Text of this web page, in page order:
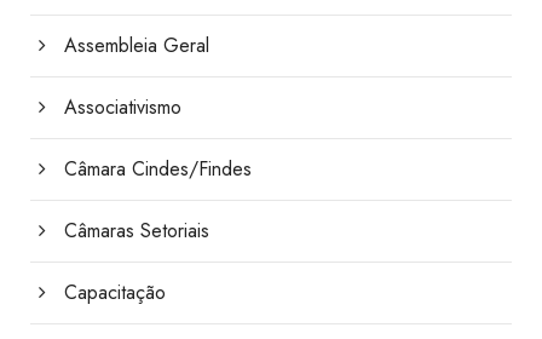
Assembleia Geral
Associativismo
Câmara Cindes/Findes
Câmaras Setoriais
Capacitação